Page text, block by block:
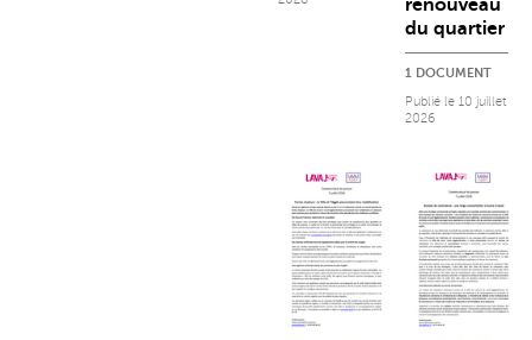
du quartier
1 DOCUMENT
Publié le 10 juillet
2026